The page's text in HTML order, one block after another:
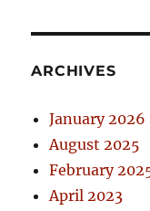
ARCHIVES
January 2026
August 2025
February
April 2023